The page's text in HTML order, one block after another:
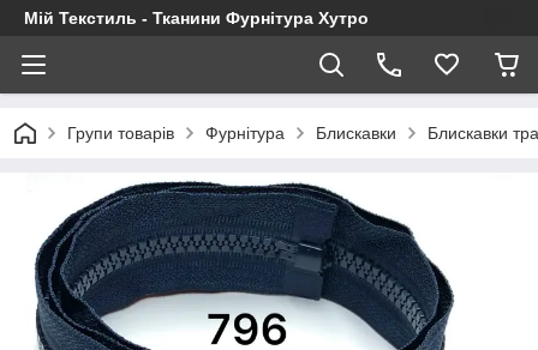
Мій Текстиль - Тканини Фурнітура Хутро
Групи товарів Фурнітура Блискавки Блискавки